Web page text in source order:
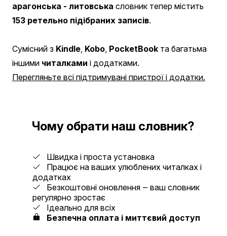
арагонська - литовська словник тепер містить
153 ретельно підібраних записів.
Сумісний з Kindle Kobo PocketBook та багатьма
іншими читалками і додатками.
Перегляньте всі підтримувані пристрої і додатки.
Чому обрати наш словник?
Швидка і проста установка
Працює на ваших улюблених читалках і
додатках
Безкоштовні оновлення ‒ ваш словник
регулярно зростає
Ідеально для всіх
Безпечна оплата і миттєвий доступ